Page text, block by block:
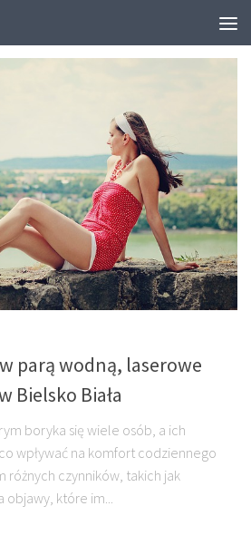
parą wodną, laserowe
Bielsko Biała
boryka się wiele osób, a ich
wpływać na komfort codziennego
różnych czynników, takich jak
objawy, które im...